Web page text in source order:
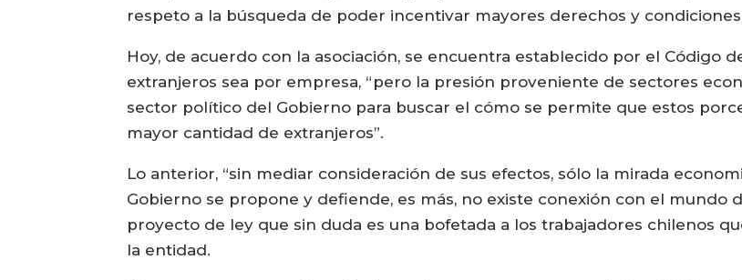
respeto a la búsqueda de poder incentivar mayores derechos y
Hoy, de acuerdo con la asociación, se encuentra establecido por el Código
extranjeros sea por empresa, “pero la presión proveniente de sectores
sector político del Gobierno para buscar el cómo se permite que estos
mayor cantidad de extranjeros”.
Lo anterior, “sin mediar consideración de sus efectos, sólo la mirada
Gobierno se propone y defiende, es más, no existe conexión con el mundo
proyecto de ley que sin duda es una bofetada a los trabajadores chilenos
la entidad.